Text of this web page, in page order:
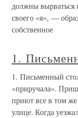
должны вырваться
своего «я», —
собственное
1.
1. Письменный
«приручала».
приют все в том
улице. Когда